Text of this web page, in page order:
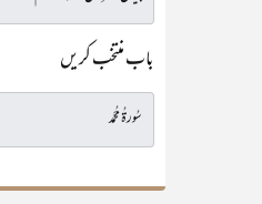
باب منتخب کریں